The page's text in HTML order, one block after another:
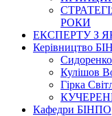
РОКИ
ЕКСПЕРТУ З
Керівництво
Кулішов
Гірка
Кафедри БІНПО